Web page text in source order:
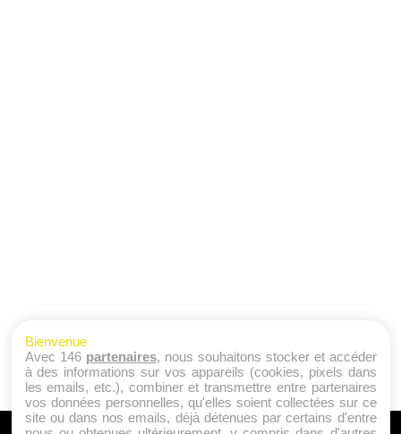
Bienvenue
Avec 146 partenaires, nous souhaitons stocker et accéder
à des informations sur vos appareils (cookies, pixels dans
les emails, etc.), combiner et transmettre entre partenaires
vos données personnelles, qu'elles soient collectées sur ce
site ou dans nos emails, déjà détenues par certains d'entre